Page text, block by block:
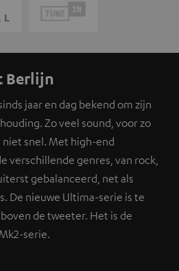
Berlijn
jaar en dag bekend om zijn
Zo veel sound, voor zo
snel. Met high-end
verschillende genres, van rock,
gebalanceerd, net als
De nieuwe Ultima-serie is te
de tweeter. Het is de
serie.